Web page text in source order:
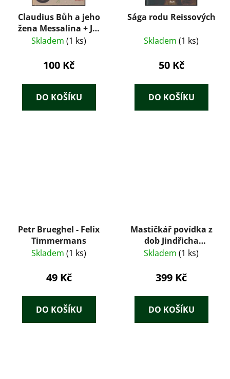
Claudius Bůh a jeho
žena Messalina + Já,
Claudius
Skladem (1 ks)
100 Kč
DO KOŠÍKU
Sága rodu Reissových
Skladem (1 ks)
50 Kč
DO KOŠÍKU
Petr Brueghel - Felix
Timmermans
Skladem (1 ks)
49 Kč
DO KOŠÍKU
Mastičkář povídka z
dob Jindřicha
Korutanského
Skladem (1 ks)
399 Kč
DO KOŠÍKU